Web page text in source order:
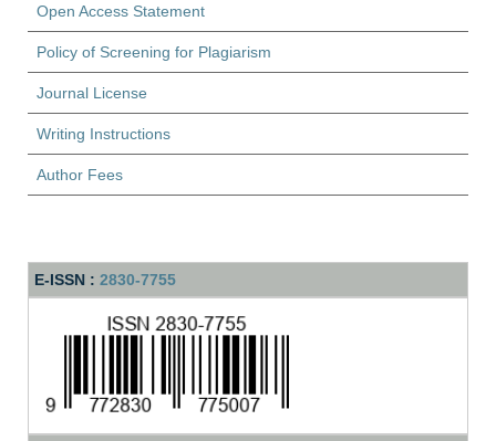
Open Access Statement
Policy of Screening for Plagiarism
Journal License
Writing Instructions
Author Fees
E-ISSN : 2830-7755